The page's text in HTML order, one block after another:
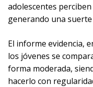
adolescentes
generando una
El informe evidencia,
los jóvenes se
forma moderada,
hacerlo con